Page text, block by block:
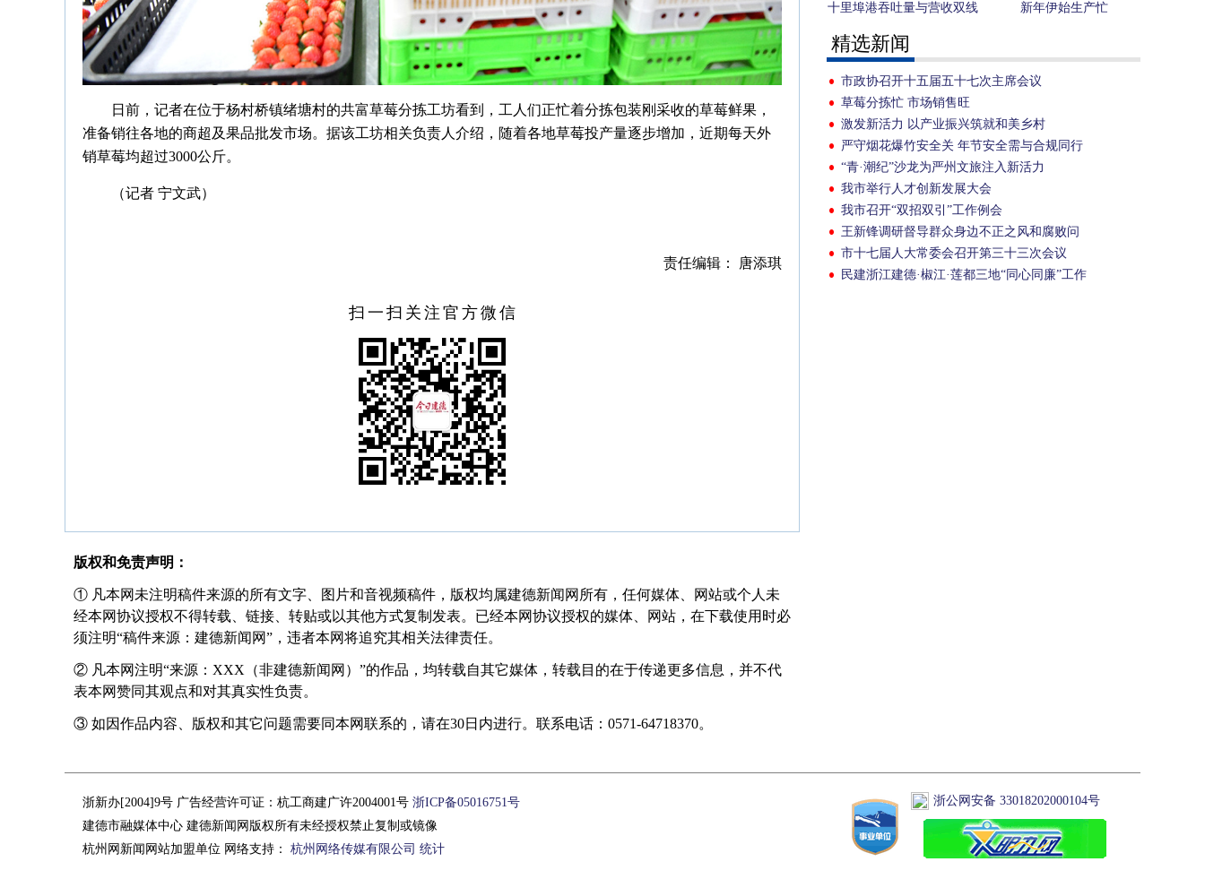
十里埠港吞吐量与营收双线
飘红 全时段服务赋能区域
经济跃升
新年伊始生产忙
精选新闻
市政协召开十五届五十七次主席会议
草莓分拣忙 市场销售旺
激发新活力 以产业振兴筑就和美乡村
严守烟花爆竹安全关 年节安全需与合规同行
“青·潮纪”沙龙为严州文旅注入新活力
我市举行人才创新发展大会
我市召开“双招双引”工作例会
王新锋调研督导群众身边不正之风和腐败问
题集中整治工作
市十七届人大常委会召开第三十三次会议
民建浙江建德·椒江·莲都三地“同心同廉”工作
日前，记者在位于杨村桥镇绪塘村的共富草莓分拣工坊看到，工人们正忙着分拣包装刚采收的草莓鲜果，
准备销往各地的商超及果品批发市场。据该工坊相关负责人介绍，随着各地草莓投产量逐步增加，近期每天外
销草莓均超过3000公斤。
（记者 宁文武）
责任编辑： 唐添琪
扫一扫关注官方微信
版权和免责声明：
① 凡本网未注明稿件来源的所有文字、图片和音视频稿件，版权均属建德新闻网所有，任何媒体、网站或个人未
经本网协议授权不得转载、链接、转贴或以其他方式复制发表。已经本网协议授权的媒体、网站，在下载使用时必
须注明“稿件来源：建德新闻网”，违者本网将追究其相关法律责任。
② 凡本网注明“来源：XXX（非建德新闻网）”的作品，均转载自其它媒体，转载目的在于传递更多信息，并不代
表本网赞同其观点和对其真实性负责。
③ 如因作品内容、版权和其它问题需要同本网联系的，请在30日内进行。联系电话：0571-64718370。
浙公网安备 33018202000104号
浙新办[2004]9号 广告经营许可证：杭工商建广许2004001号 浙ICP备05016751号
建德市融媒体中心 建德新闻网版权所有未经授权禁止复制或镜像
杭州网新闻网站加盟单位 网络支持：
杭州网络传媒有限公司 统计